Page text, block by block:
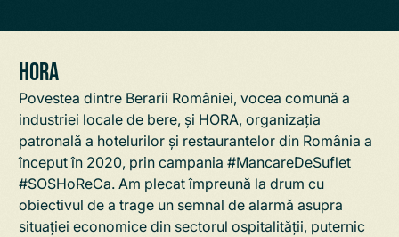
HORA
Povestea dintre Berarii României, vocea comună a
industriei locale de bere, și HORA, organizația
patronală a hotelurilor și restaurantelor din România a
început în 2020, prin campania #MancareDeSuflet
#SOSHoReCa. Am plecat împreună la drum cu
obiectivul de a trage un semnal de alarmă asupra
situației economice din sectorul ospitalității, puternic